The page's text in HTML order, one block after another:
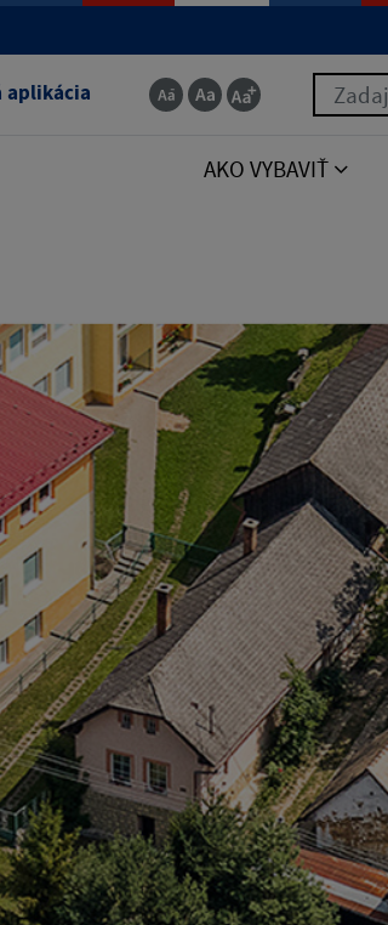
aplikácia
AKO VYBAVIŤ